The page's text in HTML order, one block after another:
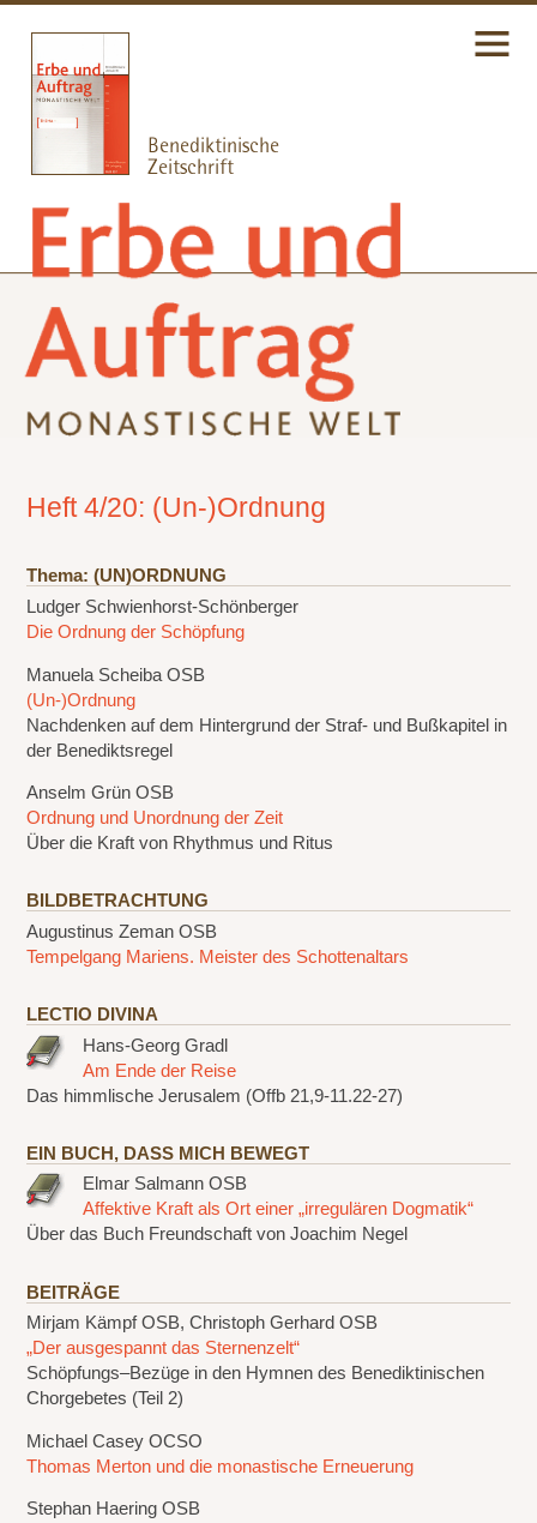
Heft 4/20: (Un-)Ordnung
Thema: (UN)ORDNUNG
Ludger Schwienhorst-Schönberger
Die Ordnung der Schöpfung
Manuela Scheiba OSB
(Un-)Ordnung
Nachdenken auf dem Hintergrund der Straf- und Bußkapitel in
der Benediktsregel
Anselm Grün OSB
Ordnung und Unordnung der Zeit
Über die Kraft von Rhythmus und Ritus
BILDBETRACHTUNG
Augustinus Zeman OSB
Tempelgang Mariens. Meister des Schottenaltars
LECTIO DIVINA
Hans-Georg Gradl
Am Ende der Reise
Das himmlische Jerusalem (Offb 21,9-11.22-27)
EIN BUCH, DASS MICH BEWEGT
Elmar Salmann OSB
Affektive Kraft als Ort einer „irregulären Dogmatik“
Über das Buch Freundschaft von Joachim Negel
BEITRÄGE
Mirjam Kämpf OSB, Christoph Gerhard OSB
„Der ausgespannt das Sternenzelt“
Schöpfungs–Bezüge in den Hymnen des Benediktinischen
Chorgebetes (Teil 2)
Michael Casey OCSO
Thomas Merton und die monastische Erneuerung
Stephan Haering OSB